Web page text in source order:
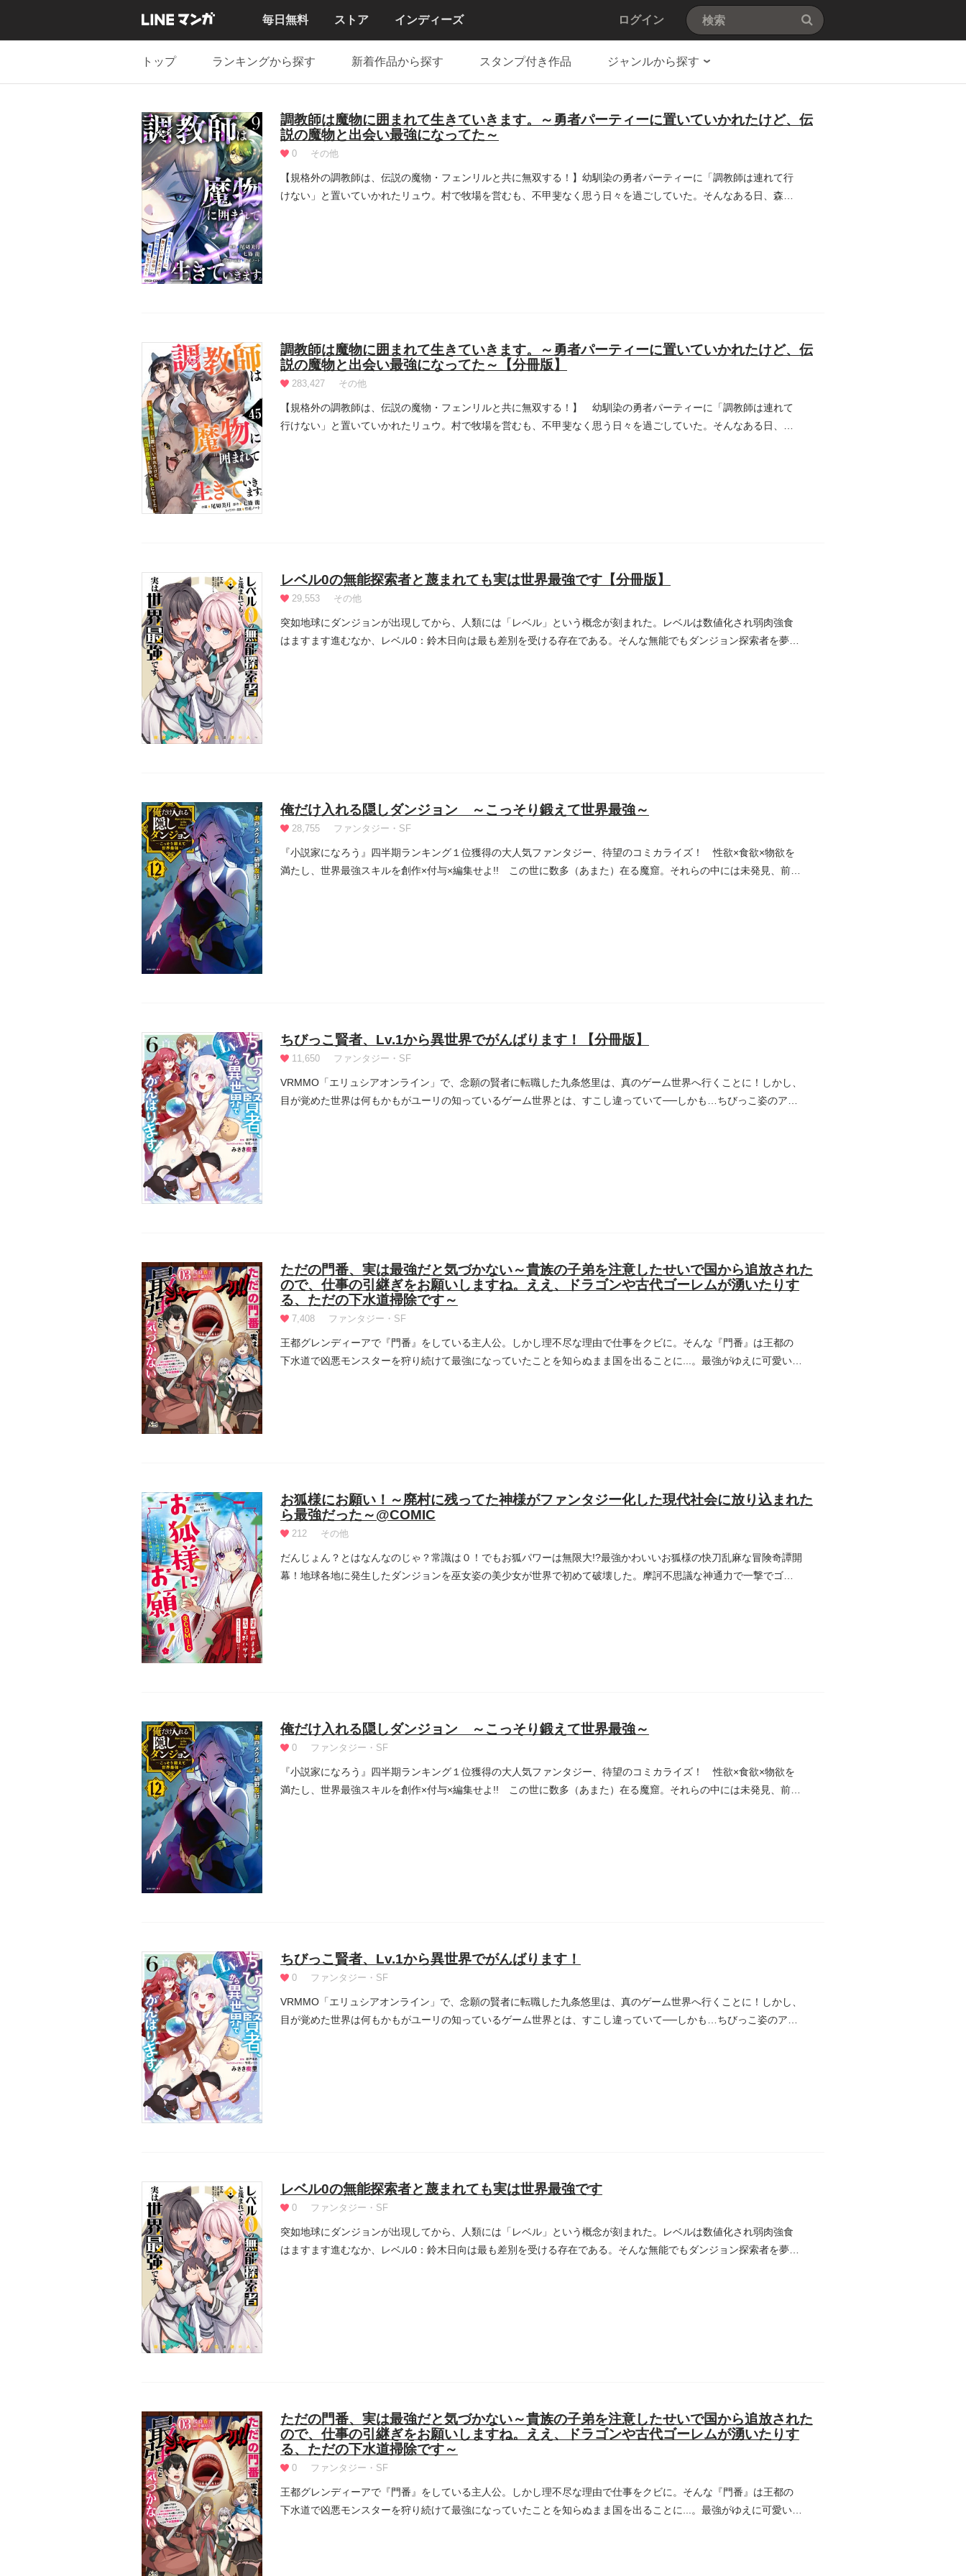
毎日無料 ストア インディーズ ログイン
トップ ランキングから探す 新着作品から探す スタンプ付き作品 ジャンルから探す
調教師は魔物に囲まれて生きていきます。～勇者パーティーに置いていかれたけど、伝
説の魔物と出会い最強になってた～
0 その他
【規格外の調教師は、伝説の魔物・フェンリルと共に無双する！】幼馴染の勇者パーティーに「調教師は連れて行
けない」と置いていかれたリュウ。村で牧場を営むも、不甲斐なく思う日々を過ごしていた。そんなある日、森の
調教師は魔物に囲まれて生きていきます。～勇者パーティーに置いていかれたけど、伝
説の魔物と出会い最強になってた～【分冊版】
283,427 その他
【規格外の調教師は、伝説の魔物・フェンリルと共に無双する！】 幼馴染の勇者パーティーに「調教師は連れて
行けない」と置いていかれたリュウ。村で牧場を営むも、不甲斐なく思う日々を過ごしていた。そんなある日、森
レベル0の無能探索者と蔑まれても実は世界最強です【分冊版】
29,553 その他
突如地球にダンジョンが出現してから、人類には「レベル」という概念が刻まれた。レベルは数値化され弱肉強食
はますます進むなか、レベル0：鈴木日向は最も差別を受ける存在である。そんな無能でもダンジョン探索者を夢見
俺だけ入れる隠しダンジョン ～こっそり鍛えて世界最強～
28,755 ファンタジー・SF
『小説家になろう』四半期ランキング１位獲得の大人気ファンタジー、待望のコミカライズ！ 性欲×食欲×物欲を
満たし、世界最強スキルを創作×付与×編集せよ!! この世に数多（あまた）在る魔窟。それらの中には未発見、前
ちびっこ賢者、Lv.1から異世界でがんばります！【分冊版】
11,650 ファンタジー・SF
VRMMO「エリュシアオンライン」で、念願の賢者に転職した九条悠里は、真のゲーム世界へ行くことに！しかし、
目が覚めた世界は何もかもがユーリの知っているゲーム世界とは、すこし違っていて──しかも…ちびっこ姿のアバ
ただの門番、実は最強だと気づかない～貴族の子弟を注意したせいで国から追放された
ので、仕事の引継ぎをお願いしますね。ええ、ドラゴンや古代ゴーレムが湧いたりす
る、ただの下水道掃除です～
7,408 ファンタジー・SF
王都グレンディーアで『門番』をしている主人公。しかし理不尽な理由で仕事をクビに。そんな『門番』は王都の
下水道で凶悪モンスターを狩り続けて最強になっていたことを知らぬまま国を出ることに...。最強がゆえに可愛い弟
お狐様にお願い！～廃村に残ってた神様がファンタジー化した現代社会に放り込まれた
ら最強だった～@COMIC
212 その他
だんじょん？とはなんなのじゃ？常識は０！でもお狐パワーは無限大!?最強かわいいお狐様の快刀乱麻な冒険奇譚開
幕！地球各地に発生したダンジョンを巫女姿の美少女が世界で初めて破壊した。摩訶不思議な神通力で一撃でゴブ
俺だけ入れる隠しダンジョン ～こっそり鍛えて世界最強～
0 ファンタジー・SF
『小説家になろう』四半期ランキング１位獲得の大人気ファンタジー、待望のコミカライズ！ 性欲×食欲×物欲を
満たし、世界最強スキルを創作×付与×編集せよ!! この世に数多（あまた）在る魔窟。それらの中には未発見、前
ちびっこ賢者、Lv.1から異世界でがんばります！
0 ファンタジー・SF
VRMMO「エリュシアオンライン」で、念願の賢者に転職した九条悠里は、真のゲーム世界へ行くことに！しかし、
目が覚めた世界は何もかもがユーリの知っているゲーム世界とは、すこし違っていて──しかも…ちびっこ姿のアバ
レベル0の無能探索者と蔑まれても実は世界最強です
0 ファンタジー・SF
突如地球にダンジョンが出現してから、人類には「レベル」という概念が刻まれた。レベルは数値化され弱肉強食
はますます進むなか、レベル0：鈴木日向は最も差別を受ける存在である。そんな無能でもダンジョン探索者を夢見
ただの門番、実は最強だと気づかない～貴族の子弟を注意したせいで国から追放された
ので、仕事の引継ぎをお願いしますね。ええ、ドラゴンや古代ゴーレムが湧いたりす
る、ただの下水道掃除です～
0 ファンタジー・SF
王都グレンディーアで『門番』をしている主人公。しかし理不尽な理由で仕事をクビに。そんな『門番』は王都の
下水道で凶悪モンスターを狩り続けて最強になっていたことを知らぬまま国を出ることに...。最強がゆえに可愛い弟